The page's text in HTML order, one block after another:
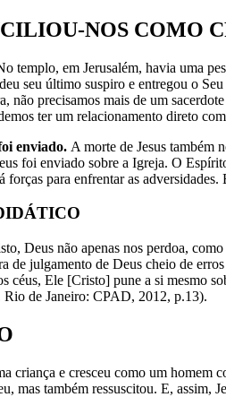
NOS COMO
templo, em Jerusalém, havia uma
seu último suspiro e entregou o
não precisamos mais de um
ter um relacionamento direto
enviado. A morte de Jesus também
foi enviado sobre a Igreja. O
forças para enfrentar as
Deus não apenas nos perdoa,
de julgamento de Deus cheio de
céus, Ele [Cristo] pune a si mesmo
Rio de Janeiro: CPAD, 2012, p.13).
criança e cresceu como um
mas também ressuscitou. E, assim,